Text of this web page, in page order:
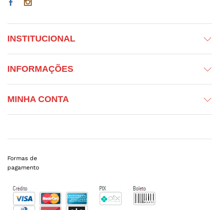
INSTITUCIONAL
INFORMAÇÕES
MINHA CONTA
Formas de
pagamento